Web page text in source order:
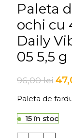
Paleta
ochi cu
Daily
05 5,5 g
96,00lei
Paleta de
15 în stoc